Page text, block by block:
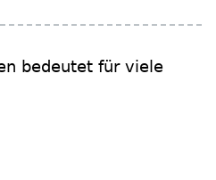
bedeutet für viele